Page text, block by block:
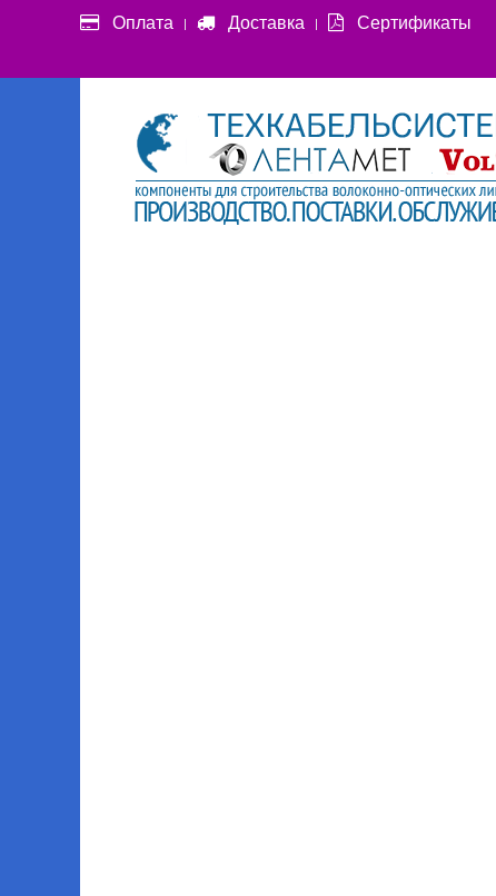
Оплата Доставка Сертификаты